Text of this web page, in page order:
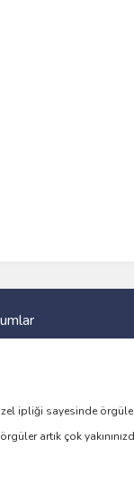
ipliği sayesinde
artık çok